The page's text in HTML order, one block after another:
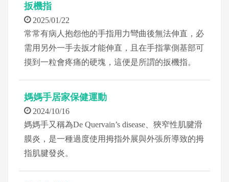
扳機指
2025/01/22
常常有病人抱怨他的手指用力彎曲後無法伸直，必
需用另外一手去扳才能伸直，且在手指掌側基部可
摸到一粒會疼痛的硬塊，這便是所謂的扳機指。
媽媽手居家保健運動
2024/10/16
媽媽手又稱為De Quervain’s disease、狹窄性肌腱滑
膜炎，是一種過度使用拇指外展與外張所導致的拇
指肌腱發炎。